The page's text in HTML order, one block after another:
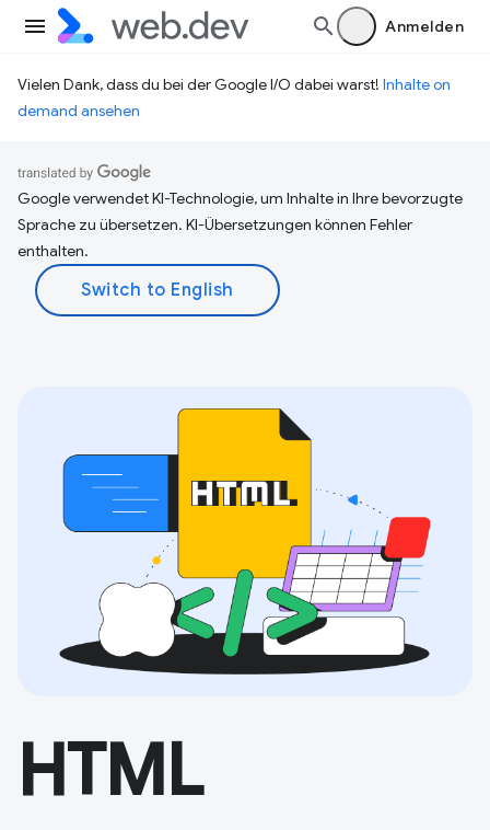
Anmelden
Vielen Dank, dass du bei der Google I/O dabei warst! Inhalte on
demand ansehen
Google verwendet KI-Technologie, um Inhalte in Ihre bevorzugte
Sprache zu übersetzen. KI-Übersetzungen können Fehler
enthalten.
HTML